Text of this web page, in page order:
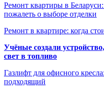
Ремонт квартиры в
пожалеть о выборе отделки
Ремонт в квартире: когда
Учёные создали
свет в топливо
Газлифт для офисного
подходящий